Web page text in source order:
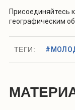
Присоединяйтесь
географическим
ТЕГИ: